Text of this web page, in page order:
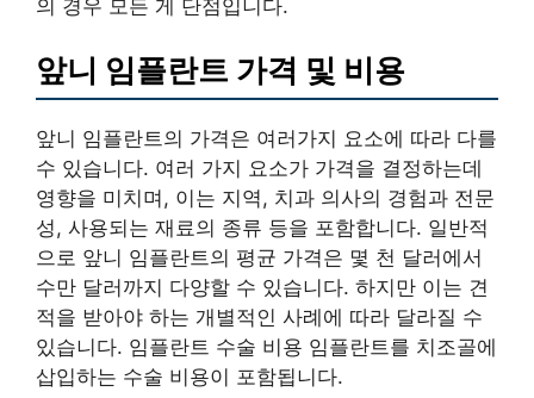
의 경우 모든 게 단점입니다.
앞니 임플란트 가격 및 비용
앞니 임플란트의 가격은 여러가지 요소에 따라 다를
수 있습니다. 여러 가지 요소가 가격을 결정하는데
영향을 미치며, 이는 지역, 치과 의사의 경험과 전문
성, 사용되는 재료의 종류 등을 포함합니다. 일반적
으로 앞니 임플란트의 평균 가격은 몇 천 달러에서
수만 달러까지 다양할 수 있습니다. 하지만 이는 견
적을 받아야 하는 개별적인 사례에 따라 달라질 수
있습니다. 임플란트 수술 비용 임플란트를 치조골에
삽입하는 수술 비용이 포함됩니다.